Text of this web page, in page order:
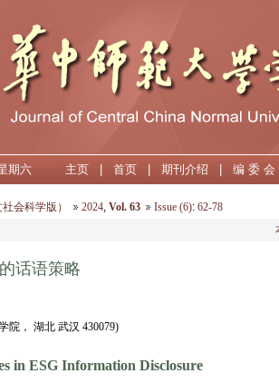
期六 主页 首页 期刊介绍 编 委 会
会科学版） 2024, Vol. 63 Issue (6):62-78
话语策略
院， 湖北 武汉 430079)
in ESG Information Disclosure